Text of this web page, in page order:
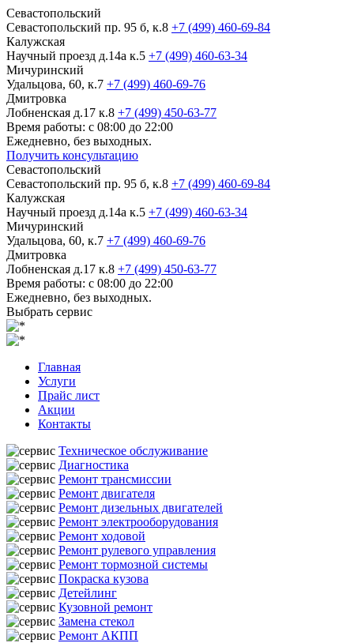
Севастопольский
Севастопольский пр. 95 б, к.8 +7 (499) 460-69-84
Калужская
Научный проезд д.14а к.5 +7 (499) 460-63-34
Мичуринский
Удальцова, 60, к.7 +7 (499) 460-69-76
Дмитровка
Лобненская д.17 к.8 +7 (499) 450-63-77
Время работы: с 08:00 до 22:00
Ежедневно, без выходных.
Получить консультацию
Севастопольский
Севастопольский пр. 95 б, к.8 +7 (499) 460-69-84
Калужская
Научный проезд д.14а к.5 +7 (499) 460-63-34
Мичуринский
Удальцова, 60, к.7 +7 (499) 460-69-76
Дмитровка
Лобненская д.17 к.8 +7 (499) 450-63-77
Время работы: с 08:00 до 22:00
Ежедневно, без выходных.
Выбрать сервис
Главная
Услуги
Прайс лист
Акции
Контакты
Техническое обслуживание
Диагностика
Ремонт трансмиссии
Ремонт двигателя
Ремонт дизельных двигателей
Ремонт электрооборудования
Ремонт ходовой
Ремонт рулевого управления
Ремонт тормозной системы
Покраска кузова
Детейлинг
Кузовной ремонт
Замена стекол
Ремонт АКПП